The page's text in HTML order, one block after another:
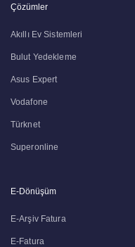
Çözümler
Akıllı Ev Sistemleri
Bulut Yedekleme
Asus Expert
Vodafone
Türknet
Superonline
E-Dönüşüm
E-Arşiv Fatura
E-Fatura